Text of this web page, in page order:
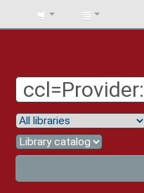
BIBLIOTECA